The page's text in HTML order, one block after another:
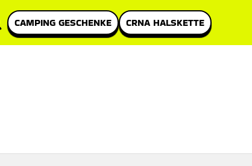
CAMPING GESCHENKE CRNA HALSKETTE